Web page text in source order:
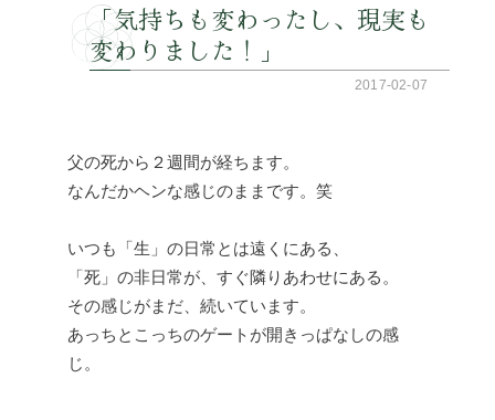
「気持ちも変わったし、現実も
変わりました！」
2017-02-07
父の死から２週間が経ちます。
なんだかヘンな感じのままです。笑
いつも「生」の日常とは遠くにある、
「死」の非日常が、すぐ隣りあわせにある。
その感じがまだ、続いています。
あっちとこっちのゲートが開きっぱなしの感
じ。